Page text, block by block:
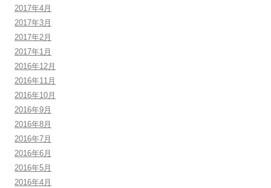
2017年4月
2017年3月
2017年2月
2017年1月
2016年12月
2016年11月
2016年10月
2016年9月
2016年8月
2016年7月
2016年6月
2016年5月
2016年4月